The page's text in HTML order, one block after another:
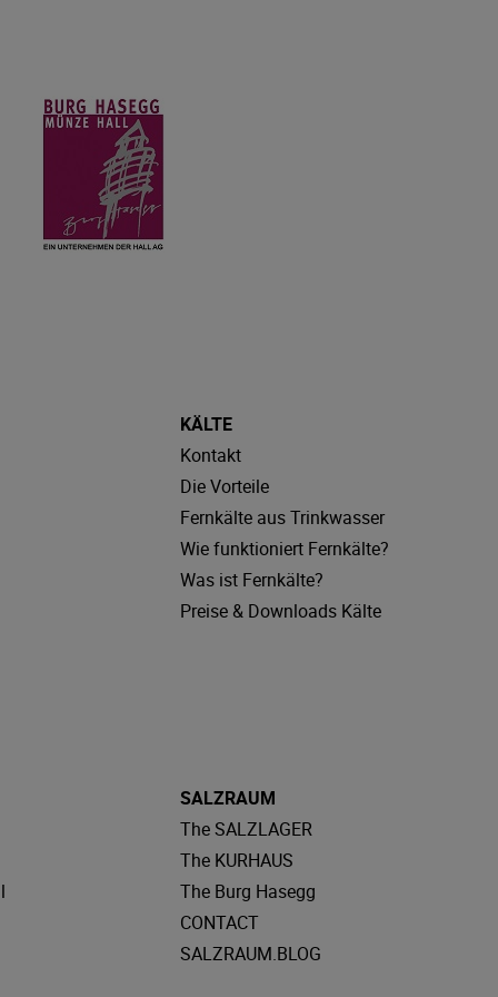
KÄLTE
Kontakt
Die Vorteile
Fernkälte aus Trinkwasser
Wie funktioniert Fernkälte?
Was ist Fernkälte?
Preise & Downloads Kälte
SALZRAUM
The SALZLAGER
The KURHAUS
The Burg Hasegg
CONTACT
SALZRAUM.BLOG